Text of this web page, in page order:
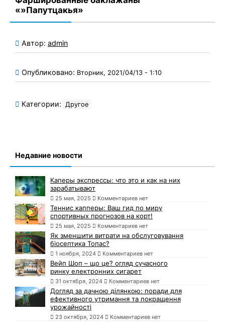
«»Папутцакья»
Автор: admin
Опубликовано: Вторник, 2021/04/13 - 1:10
Категории: Другое
Недавние новости
Каперы экспрессы: что это и как на них
зарабатывают
25 мая, 2025 Комментариев нет
Теннис капперы: Ваш гид по миру
спортивных прогнозов на корт!
25 мая, 2025 Комментариев нет
Як зменшити витрати на обслуговування
біосептика Топас?
1 ноября, 2024 Комментариев нет
Вейп Шоп – що це? огляд сучасного
ринку електронних сигарет
31 октября, 2024 Комментариев нет
Догляд за дачною ділянкою: поради для
ефективного утримання та покращення
урожайності
23 октября, 2024 Комментариев нет